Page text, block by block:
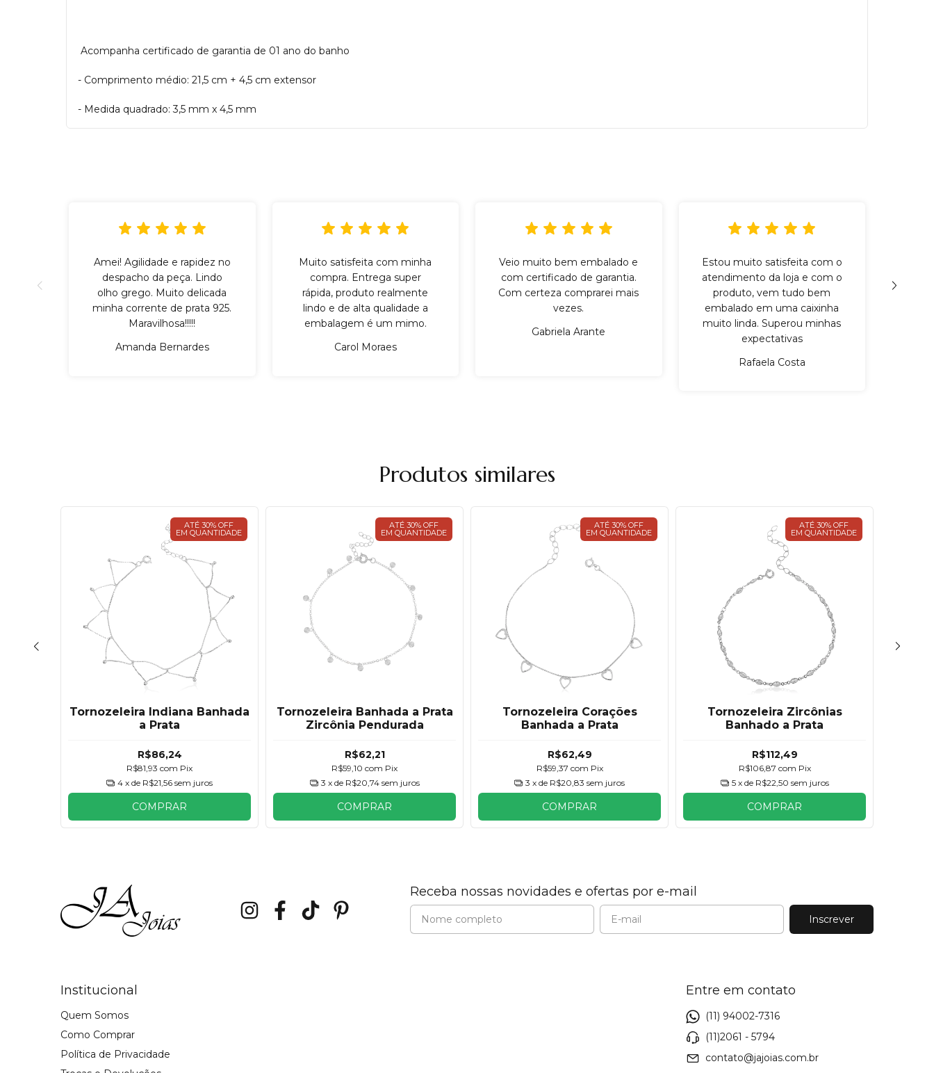
Acompanha certificado de garantia de 01 ano do banho
- Comprimento médio: 21,5 cm + 4,5 cm extensor
- Medida quadrado: 3,5 mm x 4,5 mm
Amei! Agilidade e rapidez no
despacho da peça. Lindo
olho grego. Muito delicada
minha corrente de prata 925.
Maravilhosa!!!!!
Amanda Bernardes
Muito satisfeita com minha
compra. Entrega super
rápida, produto realmente
lindo e de alta qualidade a
embalagem é um mimo.
Carol Moraes
Veio muito bem embalado e
com certificado de garantia.
Com certeza comprarei mais
vezes.
Gabriela Arante
Estou muito satisfeita com o
atendimento da loja e com o
produto, vem tudo bem
embalado em uma caixinha
muito linda. Superou minhas
expectativas
Rafaela Costa
Produtos similares
ATÉ 30% OFF
EM QUANTIDADE
Tornozeleira Indiana Banhada
a Prata
R$86,24
R$81,93 com Pix
4 x de R$21,56 sem juros
COMPRAR
ATÉ 30% OFF
EM QUANTIDADE
Tornozeleira Banhada a Prata
Zircônia Pendurada
R$62,21
R$59,10 com Pix
3 x de R$20,74 sem juros
COMPRAR
ATÉ 30% OFF
EM QUANTIDADE
Tornozeleira Corações
Banhada a Prata
R$62,49
R$59,37 com Pix
3 x de R$20,83 sem juros
COMPRAR
ATÉ 30% OFF
EM QUANTIDADE
Tornozeleira Zircônias
Banhado a Prata
R$112,49
R$106,87 com Pix
5 x de R$22,50 sem juros
COMPRAR
Receba nossas novidades e ofertas por e-mail
Institucional
Quem Somos
Como Comprar
Política de Privacidade
Entre em contato
(11) 94002-7316
(11)2061 - 5794
contato@jajoias.com.br